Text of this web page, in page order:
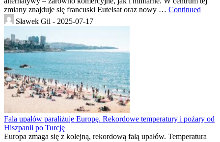
zmiany znajduje się francuski Eutelsat oraz nowy … Continued
Sławek Gil - 2025-07-17
Fala upałów paraliżuje Europę. Rekordowe temperatury i pożary od
Hiszpanii po Turcję
Europa zmaga się z kolejną, rekordową falą upałów. Temperatura